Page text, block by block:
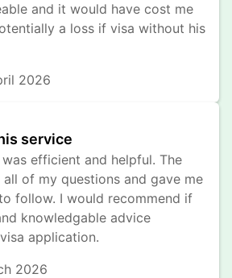
and it would have cost me
a loss if visa without his
2026
service
efficient and helpful. The
of my questions and gave me
follow. I would recommend if
knowledgable advice
application.
2026